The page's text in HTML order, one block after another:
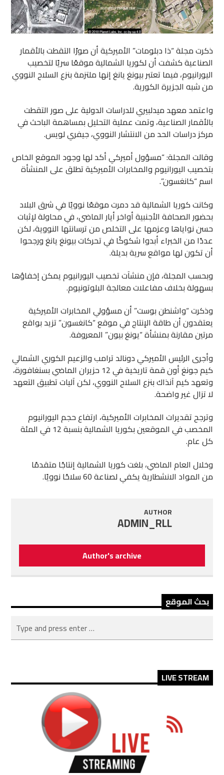
ذكرت مجلة “ذا دبلومات” الأميركية أن صورًا التقطت بالأقمار
الصناعية كشفت أن لكوريا الشمالية موقعًا سريًا لتخصيب
اليورانيوم، فيما تعتبر بيونغ يانغ إنها ملتزمة بنزع السلاح النووي
من شبه الجزيرة الكورية.
واعتمد معهد ميدلبيري للدراسات الدولية على صور التقطت
بالأقمار الصناعية، وتمت عملية التحليل بمساهمة الباحث في
مركز دراسات الحد من الانتشار النووي، جيفري لويس.
وقالت المجلة: “مسؤول أميركي أكد لها وجود الموقع الخاص
بتخصيب اليورانيوم والمخابرات الأميركية تطلق على المنشأة
اسم “كانغسون”.
وكانت كوريا الشمالية قد دمرت موقعًا نوويًا في شرق البلاد
بحضور الصحافة الأجنبية أواخر أيار الماضي، في محاولة لإثبات
حسن نواياها وعزمها على التخلص من ترسانتها النووية، لكن
عددًا من الخبراء أبدوا شكوكًا في تحركات بيونغ يانغ ورجحوا
أن تكون لها مواقع سرية بديلة.
وبحسب المجلة، فإن منشآت تخصيب اليورانيوم يمكن إخفاؤها
بسهولة بخلاف مفاعلات معالجة البلوتونيوم.
وذكرت “واشنطن بوست” أن مسؤولي المخابرات الأميركية
يعتقدون أن طاقة الإنتاج في موقع “كانغسون” تزيد بواقع
مرتين مقارنة بمنشأة “يونغ بيون” المعروفة.
وأجرى الرئيس الأميركي دونالد ترامب والزعيم الكوري الشمالي
كيم جونغ أون قمة تاريخية في 12 حزيران الماضي بسنغافورة،
وتعهد كيم آنذاك بنزع السلاح النووي، لكن آليات تطبيق التعهد
لا تزال غير واضحة.
وترجح تقديرات المخابرات الأميركية، ارتفاع حجم اليورانيوم
المخصب في الموقعين بكوريا الشمالية بنسبة 12 في المئة
كل عام.
وخلال العام الماضي، بلغت كوريا الشمالية إنتاجًا متقدمًا
من المواد الانشطارية يكفي لصناعة 60 سلاحًا نوويًا.
AUTHOR
ADMIN_RLL
Author's archive
بحث الموقع
LIVE STREAM